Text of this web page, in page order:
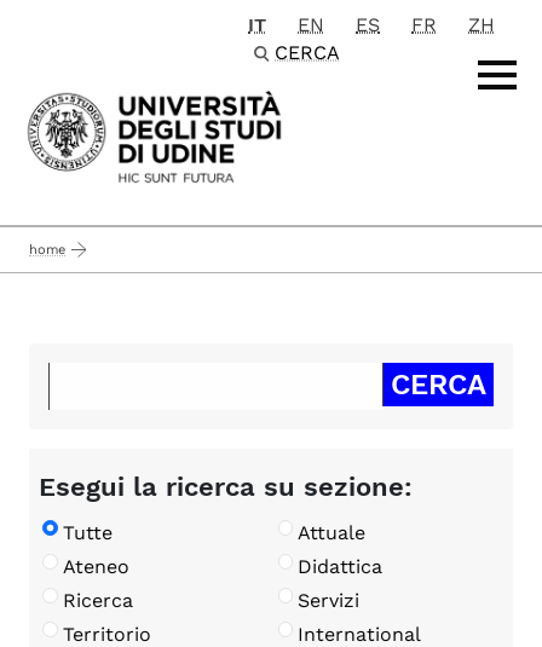
Passa al contenuto principale
IT EN ES FR
ZH
CERCA
home
Esegui la ricerca su sezione:
Tutte
Attuale
Ateneo
Didattica
Ricerca
Servizi
Territorio
International